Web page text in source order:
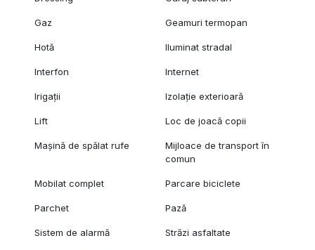
Gaz Geamuri termopan
Hotă Iluminat stradal
Interfon Internet
Irigații Izolație exterioară
Lift Loc de joacă copii
Mașină de spălat rufe
Mijloace de transport în
comun
Mobilat complet Parcare biciclete
Parchet Pază
Sistem de alarmă Străzi asfaltate